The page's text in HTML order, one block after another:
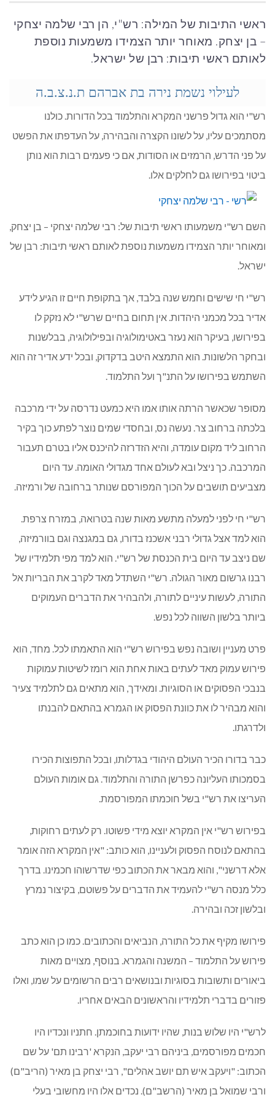
ראשי התיבות של המילה: רש"י, הן רבי שלמה יצחקי
– בן יצחק. מאוחר יותר הצמידו משמעות נוספת
לאותם ראשי תיבות: רבן של ישראל.
לעילוי נשמת נירה בת אברהם ת.נ.צ.ב.ה
רש"י הוא גדול פרשני המקרא והתלמוד בכל הדורות. כולנו
מסתמכים עליו, על לשונו הקצרה והבהירה, על העדפתו את הפשט
על פני הדרש, הרמזים או הסודות, אם כי פעמים רבות הוא נותן
ביטוי בפירושו גם לחלקים אלו.
השם רש"י משמעותו ראשי תיבות של: רבי שלמה יצחקי – בן יצחק,
ומאוחר יותר הצמידו משמעות נוספת לאותם ראשי תיבות: רבן של
ישראל.
רש"י חי שישים וחמש שנה בלבד, אך בתקופת חיים זו הגיע לידע
אדיר בכל מכמני היהדות. אין תחום בחיים שרש"י לא נזקק לו
בפירושו, בעיקר הוא נעזר באטימולוגיה ובפילולוגיה, בבלשנות
ובחקר הלשונות. הוא התמצא היטב בדקדוק, ובכל ידע אדיר זה הוא
השתמש בפירושו על התנ"ך ועל התלמוד.
מסופר שכאשר הרתה אותו אמו היא כמעט נדרסה על ידי מרכבה
בלכתה ברחוב צר. נעשה נס, ובחסדי שמים נוצר לפתע כוך בקיר
הרחוב ליד מקום עומדה, והיא הזדרזה להיכנס אליו בטרם תעבור
המרכבה. כך ניצל ובא לעולם אחד מגדולי האומה. עד היום
מצביעים תושבים על הכוך המפורסם שנותר ברחובה של ורמיזה.
רש"י חי לפני למעלה מתשע מאות שנה בטרואה, במזרח צרפת.
הוא למד אצל גדולי רבני אשכנז בדורו, גם במגנצה וגם בוורמיזה,
שם ניצב עד היום בית הכנסת של רש"י. הוא למד מפי תלמידיו של
רבנו גרשום מאור הגולה. רש"י השתדל מאד לקרב את הבריות אל
התורה, לעשות עיניים לתורה, ולהבהיר את הדברים העמוקים
ביותר בלשון השווה לכל נפש.
פרט מעניין ושובה נפש בפירוש רש"י הוא התאמתו לכל. מחד, הוא
פירוש עמוק מאד לעתים באות אחת הוא רומז לשיטות עמוקות
בנבכי הפסוקים או הסוגיות. ומאידך, הוא מתאים גם לתלמיד צעיר
והוא מבהיר לו את כוונת הפסוק או הגמרא בהתאם להבנתו
ולדרגתו.
כבר בדורו הכיר העולם היהודי בגדלותו, ובכל התפוצות הכירו
בסמכותו העליונה כפרשן התורה והתלמוד. גם אומות העולם
העריצו את רש"י בשל חוכמתו המפורסמת.
בפירוש רש"י אין המקרא יוצא מידי פשוטו. רק לעתים רחוקות,
בהתאם לנוסח הפסוק ולעניינו, הוא כותב: "אין המקרא הזה אומר
אלא דרשני", והוא מבאר את הכתוב כפי שדרשוהו חכמינו. בדרך
כלל מנסה רש"י להעמיד את הדברים על פשוטם, בקיצור נמרץ
ובלשון זכה ובהירה.
פירושו מקיף את כל התורה, הנביאים והכתובים. כמו כן הוא כתב
פירוש על התלמוד – המשנה והגמרא. בנוסף, מצויים מאות
ביאורים ותשובות בסוגיות ובנושאים רבים הרשומים על שמו, ואלו
פזורים בדברי תלמידיו והראשונים הבאים אחריו.
לרש"י היו שלוש בנות, שהיו ידועות בחוכמתן. חתניו ונכדיו היו
חכמים מפורסמים, ביניהם רבי יעקב, הנקרא 'רבינו תם' על שם
הכתוב: "ויעקב איש תם יושב אהלים", רבי יצחק בן מאיר (הריב"ם)
ורבי שמואל בן מאיר (הרשב"ם). נכדים אלו היו מחשובי בעלי